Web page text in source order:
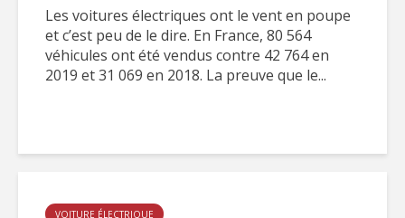
Les voitures électriques ont le vent en poupe
et c’est peu de le dire. En France, 80 564
véhicules ont été vendus contre 42 764 en
2019 et 31 069 en 2018. La preuve que le...
VOITURE ÉLECTRIQUE